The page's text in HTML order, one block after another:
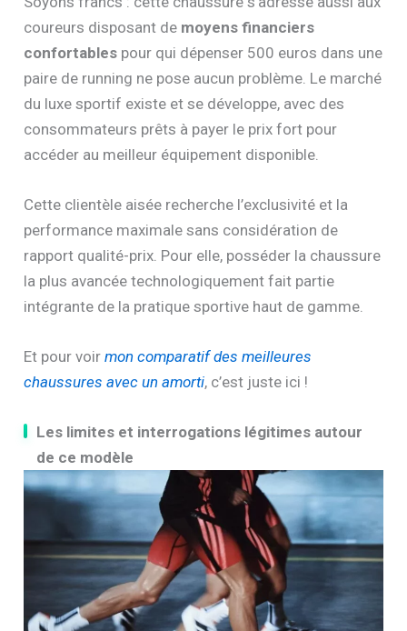
coureurs disposant de moyens financiers
confortables pour qui dépenser 500 euros dans une
paire de running ne pose aucun problème. Le marché
du luxe sportif existe et se développe, avec des
consommateurs prêts à payer le prix fort pour
accéder au meilleur équipement disponible.
Cette clientèle aisée recherche l’exclusivité et la
performance maximale sans considération de
rapport qualité-prix. Pour elle, posséder la chaussure
la plus avancée technologiquement fait partie
intégrante de la pratique sportive haut de gamme.
Et pour voirmon comparatif des meilleures
chaussures avec un amorti, c’est juste ici !
Les limites et interrogations légitimes autour
de ce modèle